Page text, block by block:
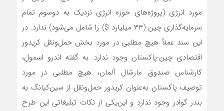
مورد انرژی (پروژه‌های حوزه انرژی نزدیک به دوسوم تمام
سرمایه‌گذاری چین (۳۳ میلیارد $) را شامل می‌شود) ندارد. در
این سند عملاً هیچ مطلبی در مورد بخش حمل‌ونقل کریدور
اقتصادی چین-پاکستان وجود ندارد. به گفته اندرو اسمول،
کارشناس صندوق مارشال آلمان، هیچ مطلبی در مورد
توصیف پاکستان به‌عنوان کریدور حمل‌ونقل از سین‌کیانگ به
بندر گوادر وجود ندارد و این‌یکی از نکات تبلیغاتی این طرح